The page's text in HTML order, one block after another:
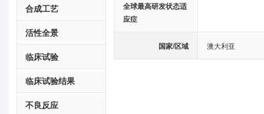
合成工艺
活性全景
临床试验
临床试验结果
不良反应
全球最高研发状态适
应症
国家/区域 澳大利亚